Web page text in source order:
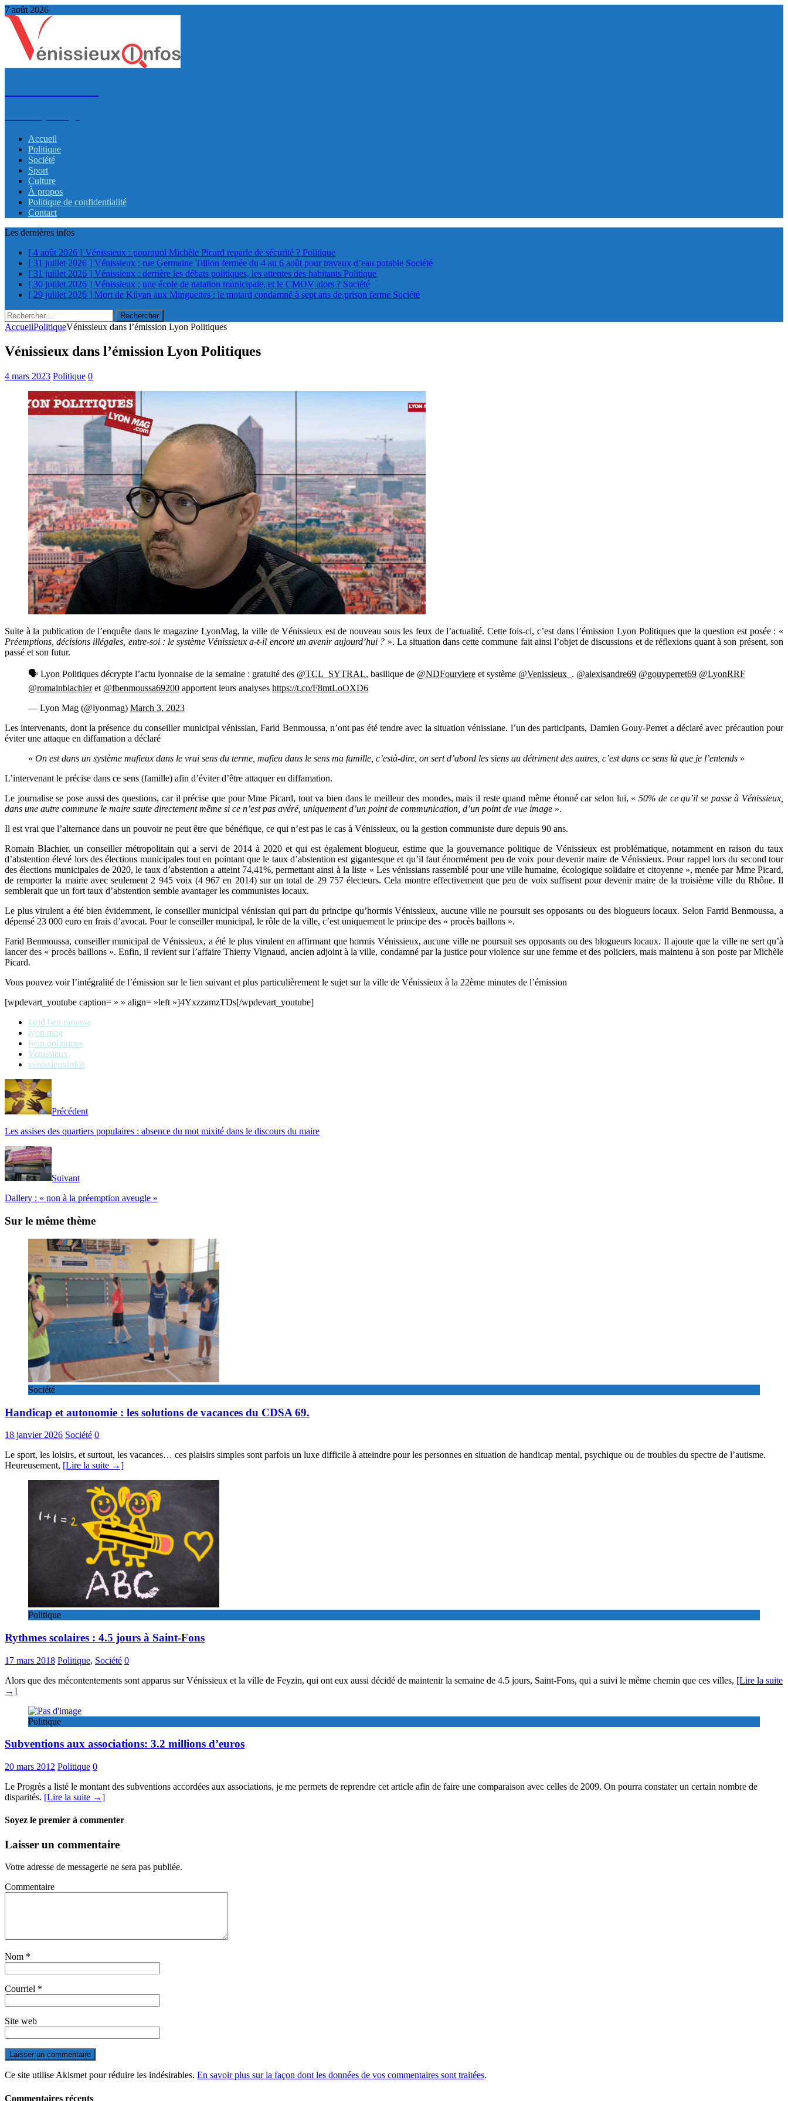
7 août 2026
Accueil
Politique
Société
Sport
Culture
À propos
Politique de confidentialité
Contact
Les dernières infos
[ 4 août 2026 ] Vénissieux : pourquoi Michèle Picard reparle de sécurité ? Politique
[ 31 juillet 2026 ] Vénissieux : rue Germaine Tillion fermée du 4 au 6 août pour travaux d’eau potable Société
[ 31 juillet 2026 ] Vénissieux : derrière les débats politiques, les attentes des habitants Politique
[ 30 juillet 2026 ] Vénissieux : une école de natation municipale, et le CMOV alors ? Société
[ 29 juillet 2026 ] Mort de Kilyan aux Minguettes : le motard condamné à sept ans de prison ferme Société
Rechercher :
AccueilPolitiqueVénissieux dans l’émission Lyon Politiques
Vénissieux dans l’émission Lyon Politiques
4 mars 2023 Politique 0
Suite à la publication de l’enquête dans le magazine LyonMag, la ville de Vénissieux est de nouveau sous les feux de l’actualité. Cette fois-ci, c’est dans l’émission Lyon Politiques que la question est posée : «
Préemptions, décisions illégales, entre-soi : le système Vénissieux a-t-il encore un avenir aujourd’hui ? ». La situation dans cette commune fait ainsi l’objet de discussions et de réflexions quant à son présent, son
passé et son futur.
🗣️ Lyon Politiques décrypte l’actu lyonnaise de la semaine : gratuité des @TCL_SYTRAL, basilique de @NDFourviere et système @Venissieux_ . @alexisandre69 @gouyperret69 @LyonRRF
@romainblachieret @fbenmoussa69200 apportent leurs analyses https://t.co/F8mtLoOXD6
— Lyon Mag (@lyonmag) March 3, 2023
Les intervenants, dont la présence du conseiller municipal vénissian, Farid Benmoussa, n’ont pas été tendre avec la situation vénissiane. l’un des participants, Damien Gouy-Perret a déclaré avec précaution pour
éviter une attaque en diffamation a déclaré
« On est dans un système mafieux dans le vrai sens du terme, mafieu dans le sens ma famille, c’està-dire, on sert d’abord les siens au détriment des autres, c’est dans ce sens là que je l’entends »
L’intervenant le précise dans ce sens (famille) afin d’éviter d’être attaquer en diffamation.
Le journalise se pose aussi des questions, car il précise que pour Mme Picard, tout va bien dans le meilleur des mondes, mais il reste quand même étonné car selon lui, «50% de ce qu’il se passe à Vénissieux,
dans une autre commune le maire saute directement même si ce n’est pas avéré, uniquement d’un point de communication, d’un point de vue image ».
Il est vrai que l’alternance dans un pouvoir ne peut être que bénéfique, ce qui n’est pas le cas à Vénissieux, ou la gestion communiste dure depuis 90 ans.
Romain Blachier, un conseiller métropolitain qui a servi de 2014 à 2020 et qui est également blogueur, estime que la gouvernance politique de Vénissieux est problématique, notamment en raison du taux
d’abstention élevé lors des élections municipales tout en pointant que le taux d’abstention est gigantesque et qu’il faut énormément peu de voix pour devenir maire de Vénissieux. Pour rappel lors du second tour
des élections municipales de 2020, le taux d’abstention a atteint 74,41%, permettant ainsi à la liste « Les vénissians rassemblé pour une ville humaine, écologique solidaire et citoyenne », menée par Mme Picard,
de remporter la mairie avec seulement 2 945 voix (4 967 en 2014) sur un total de 29 757 électeurs. Cela montre effectivement que peu de voix suffisent pour devenir maire de la troisième ville du Rhône. Il
semblerait que un fort taux d’abstention semble avantager les communistes locaux.
Le plus virulent a été bien évidemment, le conseiller municipal vénissian qui part du principe qu’hormis Vénissieux, aucune ville ne poursuit ses opposants ou des blogueurs locaux. Selon Farrid Benmoussa, a
dépensé 23 000 euro en frais d’avocat. Pour le conseiller municipal, le rôle de la ville, c’est uniquement le principe des « procès baillons ».
Farid Benmoussa, conseiller municipal de Vénissieux, a été le plus virulent en affirmant que hormis Vénissieux, aucune ville ne poursuit ses opposants ou des blogueurs locaux. Il ajoute que la ville ne sert qu’à
lancer des « procès baillons ». Enfin, il revient sur l’affaire Thierry Vignaud, ancien adjoint à la ville, condamné par la justice pour violence sur une femme et des policiers, mais maintenu à son poste par Michèle
Picard.
Vous pouvez voir l’intégralité de l’émission sur le lien suivant et plus particulièrement le sujet sur la ville de Vénissieux à la 22ème minutes de l’émission
[wpdevart_youtube caption= » » align= »left »]4YxzzamzTDs[/wpdevart_youtube]
farid ben moussa
lyon mag
lyon politiques
Venissieux
venissieuxinfos
Précédent
Les assises des quartiers populaires : absence du mot mixité dans le discours du maire
Suivant
Dallery : « non à la préemption aveugle »
Sur le même thème
Société
Handicap et autonomie : les solutions de vacances du CDSA 69.
18 janvier 2026 Société 0
Le sport, les loisirs, et surtout, les vacances… ces plaisirs simples sont parfois un luxe difficile à atteindre pour les personnes en situation de handicap mental, psychique ou de troubles du spectre de l’autisme.
Heureusement, [Lire la suite →]
Politique
Rythmes scolaires : 4.5 jours à Saint-Fons
17 mars 2018 Politique, Société 0
Alors que des mécontentements sont apparus sur Vénissieux et la ville de Feyzin, qui ont eux aussi décidé de maintenir la semaine de 4.5 jours, Saint-Fons, qui a suivi le même chemin que ces villes, [Lire la suite
→]
Politique
Subventions aux associations: 3.2 millions d’euros
20 mars 2012 Politique 0
Le Progrès a listé le montant des subventions accordées aux associations, je me permets de reprendre cet article afin de faire une comparaison avec celles de 2009. On pourra constater un certain nombre de
disparités. [Lire la suite →]
Soyez le premier à commenter
Laisser un commentaire
Votre adresse de messagerie ne sera pas publiée.
Commentaire
Nom *
Courriel *
Site web
Ce site utilise Akismet pour réduire les indésirables. En savoir plus sur la façon dont les données de vos commentaires sont traitées.
Commentaires récents